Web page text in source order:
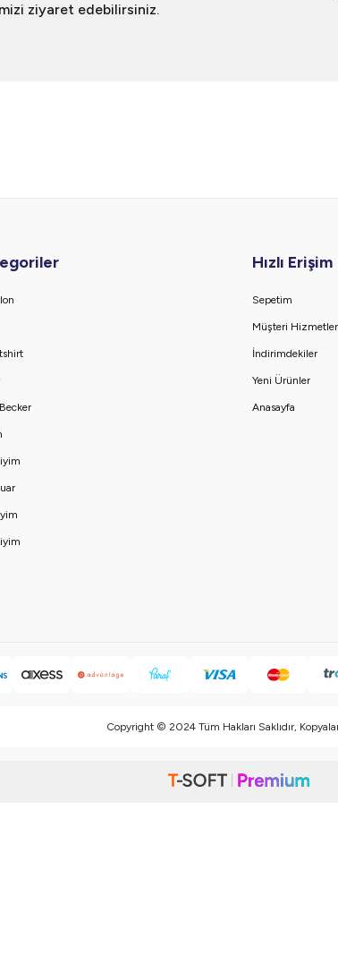
ziyaret edebilirsiniz.
Hızlı Erişim
Sepetim
Müşteri
İndirimdekiler
Yeni Ürünler
Anasayfa
Copyright © 2024 Tüm Hakları Saklıdır,